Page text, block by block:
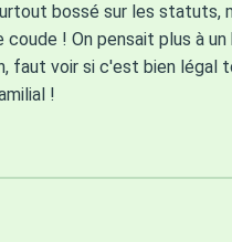
bossé sur les statuts,
coude ! On pensait plus à
faut voir si c'est bien légal
!